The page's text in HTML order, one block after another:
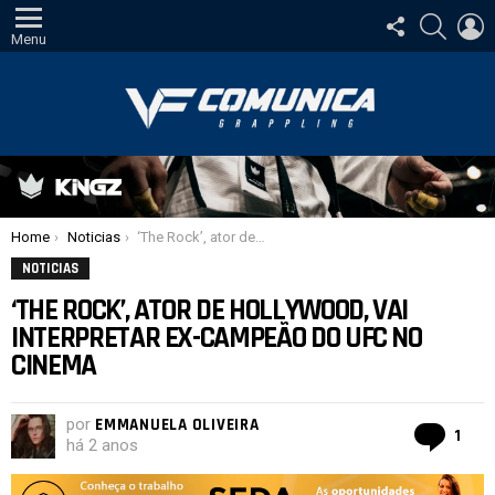
Menu
SIGA-
NOS
Você está aqui:
Home Noticias ‘The Rock’, ator de Hollywood, vai interpretar ex-campeão do UFC no cinema
NOTICIAS
‘THE ROCK’, ATOR DE HOLLYWOOD, VAI
INTERPRETAR EX-CAMPEÃO DO UFC NO
CINEMA
por EMMANUELA OLIVEIRA
há 2 anos 1